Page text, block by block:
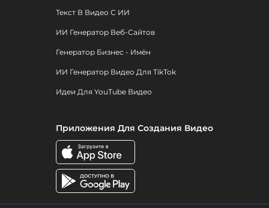
Текст В Видео С ИИ
ИИ Генератор Веб-Сайтов
Генератор Бизнес - Имён
ИИ Генератор Видео Для TikTok
Идеи Для YouTube Видео
Приложения Для Создания Видео